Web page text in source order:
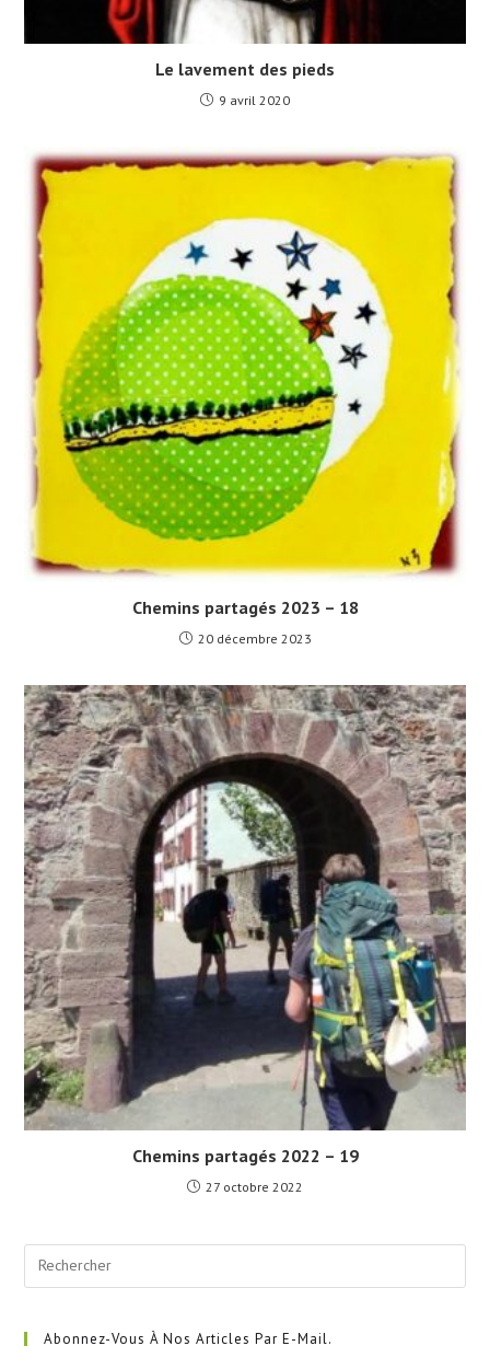
Le lavement des pieds
9 avril 2020
Chemins partagés 2023 – 18
20 décembre 2023
Chemins partagés 2022 – 19
27 octobre 2022
Abonnez-Vous À Nos Articles Par E-Mail.